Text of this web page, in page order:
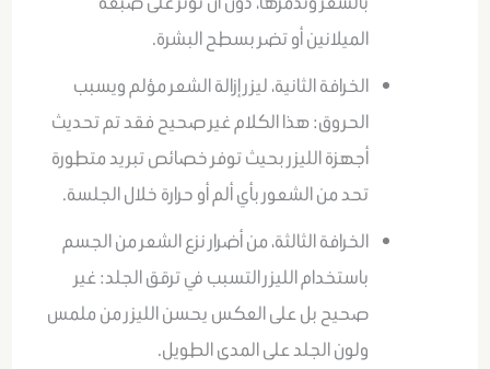
الميلانين أو تضر بسطح البشرة.
الخرافة الثانية، ليزر إزالة الشعر مؤلم ويسبب
الحروق: هذا الكلام غير صحيح فقد تم تحديث
أجهزة الليزر بحيث توفر خصائص تبريد متطورة
تحد من الشعور بأي ألم أو حرارة خلال الجلسة.
الخرافة الثالثة، من أضرار نزع الشعر من الجسم
باستخدام الليزر التسبب في ترقق الجلد: غير
صحيح بل على العكس يحسن الليزر من ملمس
ولون الجلد على المدى الطويل.